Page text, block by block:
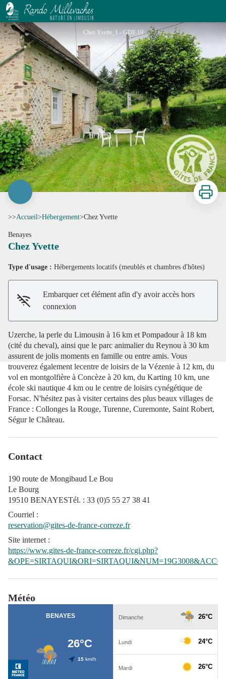
Chez Yvette
Chez Yvette_1 - GDF 19
Voir l'image en plein écran
Imprimer
>>Accueil>Hébergement>Chez Yvette
Benayes
Chez Yvette
Type d'usage : Hébergements locatifs (meublés et chambres d'hôtes)
Embarquer cet élément afin d'y avoir accès hors
connexion
Uzerche, la perle du Limousin à 16 km et Pompadour à 18 km
(cité du cheval), ainsi que le parc animalier du Reynou à 30 km
assurent de jolis moments en famille ou entre amis. Vous
trouverez également lecentre de loisirs de la Vézenie à 12 km, du
vol en montgolfière à Concèze à 20 km, du Karting 10 km, une
école ski nautique 4 km ou le centre de loisirs cynégétique de
Forsac. N'hésitez pas à visiter certains des plus beaux villages de
France : Collonges la Rouge, Turenne, Curemonte, Saint Robert,
Ségur le Château.
Contact
190 route de Mongibaud Le Bou
Le Bourg
19510 BENAYESTél. : 33 (0)5 55 27 38 41
Courriel :
reservation@gites-de-france-correze.fr
Site internet :
https://www.gites-de-france-correze.fr/cgi.php?
Météo